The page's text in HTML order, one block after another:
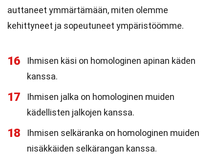
auttaneet ymmärtämään, miten olemme
kehittyneet ja sopeutuneet ympäristöömme.
16
Ihmisen käsi on homologinen apinan käden
kanssa.
17
Ihmisen jalka on homologinen muiden
kädellisten jalkojen kanssa.
18
Ihmisen selkäranka on homologinen muiden
nisäkkäiden selkärangan kanssa.